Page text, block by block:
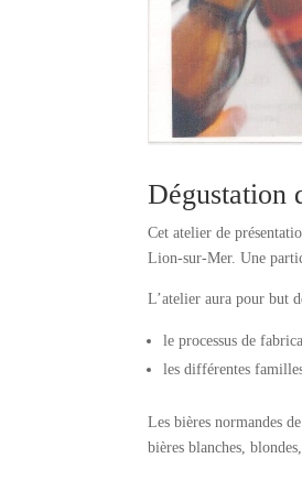
Dégustation
Cet atelier de
Lion-sur-Mer. Une
L’atelier aura pour but
le processus de
les différentes
Les bières normandes
bières blanches,